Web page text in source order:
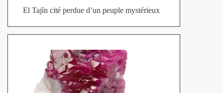
El Tajín cité perdue d’un peuple mystérieux